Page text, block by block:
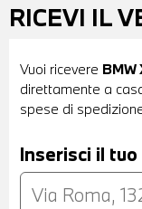
RICEVI IL
Vuoi ricevere BMW
direttamente a
spese di
Inserisci il